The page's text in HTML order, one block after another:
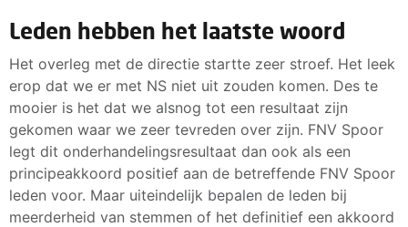
Leden hebben het laatste woord
Het overleg met de directie startte zeer stroef. Het leek
erop dat we er met NS niet uit zouden komen. Des te
mooier is het dat we alsnog tot een resultaat zijn
gekomen waar we zeer tevreden over zijn. FNV Spoor
legt dit onderhandelingsresultaat dan ook als een
principeakkoord positief aan de betreffende FNV Spoor
leden voor. Maar uiteindelijk bepalen de leden bij
meerderheid van stemmen of het definitief een akkoord